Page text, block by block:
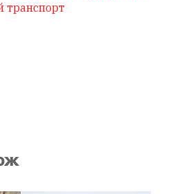
транспорт